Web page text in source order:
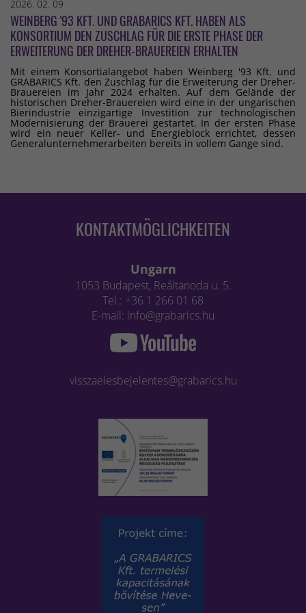
2026. 02. 09
WEINBERG '93 KFT. UND GRABARICS KFT. HABEN ALS
KONSORTIUM DEN ZUSCHLAG FÜR DIE ERSTE PHASE DER
ERWEITERUNG DER DREHER-BRAUEREIEN ERHALTEN
Mit einem Konsortialangebot haben Weinberg '93 Kft. und
GRABARICS Kft. den Zuschlag für die Erweiterung der Dreher-
Brauereien im Jahr 2024 erhalten. Auf dem Gelände der
historischen Dreher-Brauereien wird eine in der ungarischen
Bierindustrie einzigartige Investition zur technologischen
Modernisierung der Brauerei gestartet. In der ersten Phase
wird ein neuer Keller- und Energieblock errichtet, dessen
Generalunternehmerarbeiten bereits in vollem Gange sind.
KONTAKTMÖGLICHKEITEN
Ungarn
1053 Budapest, Reáltanoda u. 5.
Tel.: +36 1 266 01 68
E-mail: info@grabarics.hu
visszaelesbejelentes@grabarics.hu